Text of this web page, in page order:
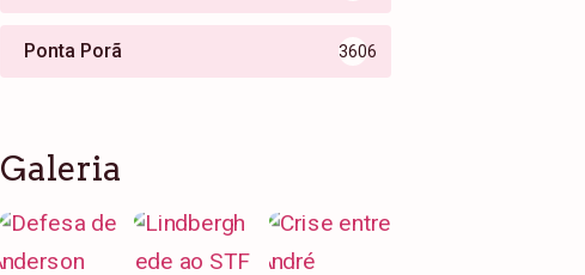
Ponta Porã 3606
Galeria